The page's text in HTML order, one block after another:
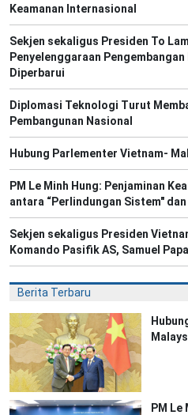
Keamanan Internasional
Sekjen sekaligus Presiden To
Penyelenggaraan
Diperbarui
Diplomasi Teknologi Turut
Pembangunan Nasional
Hubung Parlementer Vietnam-
PM Le Minh Hung: Penjaminan
antara “Perlindungan Sistem"
Sekjen sekaligus Presiden
Komando Pasifik AS, Samuel
Berita Terbaru
PM Le